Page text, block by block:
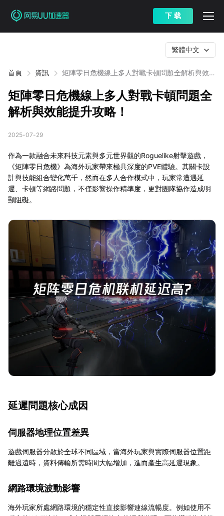
下 载
首頁 資訊
矩陣零日危機線上多人對戰卡頓問題全解析與效能
繁體中文
矩陣零日危機線上多人對戰卡頓問題全
解析與效能提升攻略！
2025-07-29
作為一款融合未來科技元素與多元世界觀的Roguelike射擊遊戲，
《矩陣零日危機》為海外玩家帶來極具深度的PVE體驗。其關卡設
計與技能組合變化萬千，然而在多人合作模式中，玩家常遭遇延
遲、卡頓等網路問題，不僅影響操作精準度，更對團隊協作造成明
顯阻礙。
延遲問題核心成因
伺服器地理位置差異
遊戲伺服器分散於全球不同區域，當海外玩家與實際伺服器位置距
離過遠時，資料傳輸所需時間大幅增加，進而產生高延遲現象。
網路環境波動影響
海外玩家所處網路環境的穩定性直接影響連線流暢度。例如使用不